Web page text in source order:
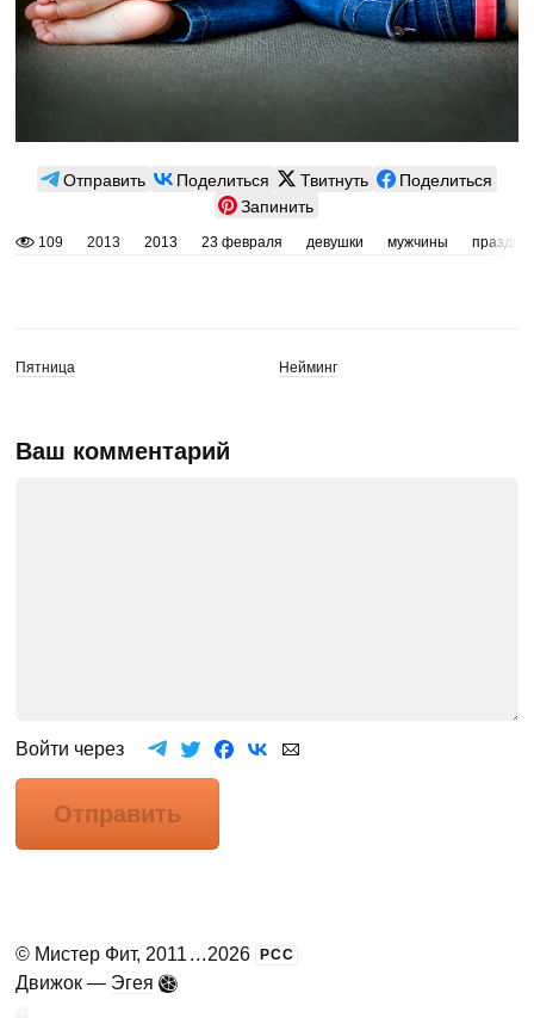
Отправить Поделиться Твитнуть
Поделиться
Запинить
109 2013 2013 23 февраля девушки мужчины
Пятница Нейминг
Ваш комментарий
Войти через
Отправить
© Мистер Фит, 2011 ...2026 РСС
Движок — Эгея